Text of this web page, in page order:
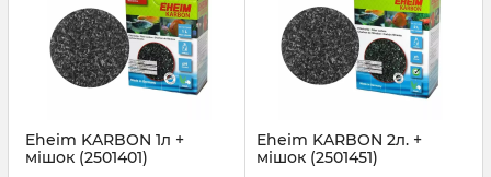
Eheim KARBON 1л +
мішок (2501401)
Eheim KARBON 2л. +
мішок (2501451)